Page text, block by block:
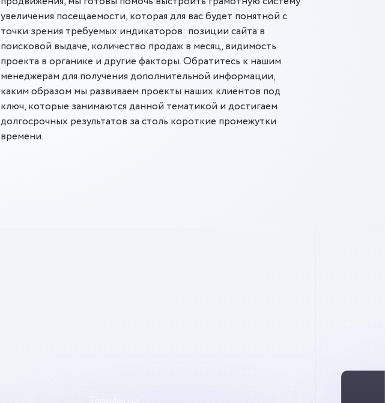
увеличения посещаемости, которая для вас будет понятной с
точки зрения требуемых индикаторов: позиции сайта в
поисковой выдаче, количество продаж в месяц, видимость
проекта в органике и другие факторы. Обратитесь к нашим
менеджерам для получения дополнительной информации,
каким образом мы развиваем проекты наших клиентов под
ключ, которые занимаются данной тематикой и достигаем
долгосрочных результатов за столь короткие промежутки
времени.